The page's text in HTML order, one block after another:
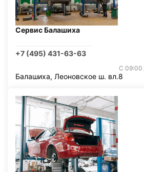
Сервис Балашиха
+7 (495) 431-63-63
С 09:00
Балашиха, Леоновское ш. вл.8